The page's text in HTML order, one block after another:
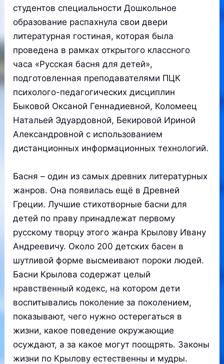
студентов специальности Дошкольное
образование распахнула свои двери
литературная гостиная, которая была
проведена в рамках открытого классного
часа «Русская басня для детей»,
подготовленная преподавателями ПЦК
психолого-педагогических дисциплин
Быковой Оксаной Геннадиевной, Коломеец
Натальей Эдуардовной, Бекировой Ириной
Александровной с использованием
дистанционных информационных технологий.
Басня – один из самых древних литературных
жанров. Она появилась ещё в Древней
Греции. Лучшие стихотворные басни для
детей по праву принадлежат первому
русскому творцу этого жанра Крылову Ивану
Андреевичу. Около 200 детских басен в
шутливой форме высмеивают пороки людей.
Басни Крылова содержат целый
нравственный кодекс, на котором дети
воспитывались поколение за поколением,
показывают, чего нужно остерегаться в
жизни, какое поведение окружающие
осуждают, а за какое могут поощрять. Законы
жизни по Крылову естественны и мудры.